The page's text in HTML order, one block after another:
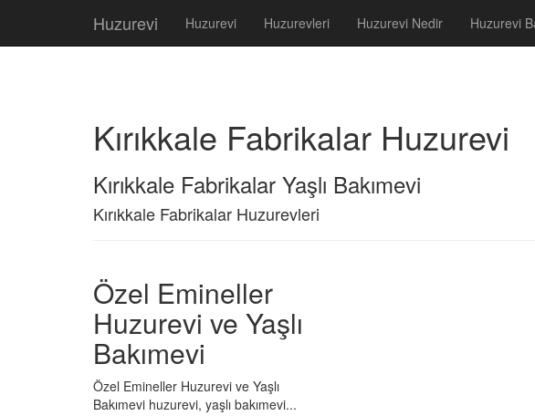
Huzurevi Huzurevi Huzurevleri Huzurevi Nedir Huzurevi
Kırıkkale Fabrikalar Huzurevi
Kırıkkale Fabrikalar Yaşlı Bakımevi
Kırıkkale Fabrikalar Huzurevleri
Özel Emineller
Huzurevi ve Yaşlı
Bakımevi
Özel Emineller Huzurevi ve Yaşlı
Bakımevi huzurevi, yaşlı bakımevi...